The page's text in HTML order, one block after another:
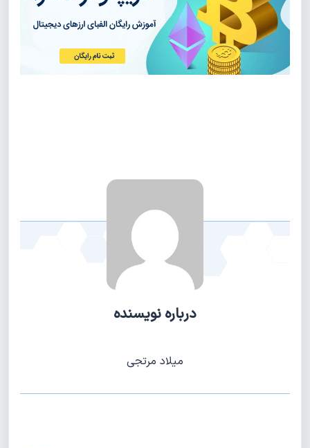
درباره نویسنده
میلاد مرتجی